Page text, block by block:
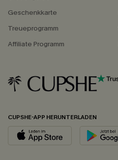
Geschenkkarte
Treueprogramm
Affiliate Programm
CUPSHE-APP HERUNTERLADEN